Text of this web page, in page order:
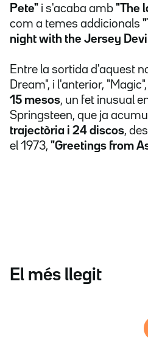
Pete" i s'acaba amb "The
com a temes addicionals
night with the Jersey
Entre la sortida d'aquest
Dream", i l'anterior,
15 mesos, un fet inusual
Springsteen, que ja
trajectòria i 24 discos,
el 1973, "Greetings from
El més llegit